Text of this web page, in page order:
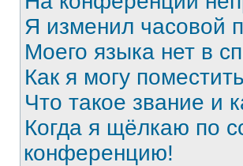
Я изменил часовой
Моего языка нет в
Как я могу
Что такое звание и
Когда я щёлкаю по
конференцию!